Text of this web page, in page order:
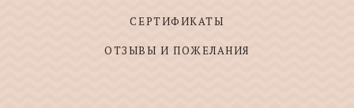
СЕРТИФИКАТЫ
ОТЗЫВЫ И ПОЖЕЛАНИЯ